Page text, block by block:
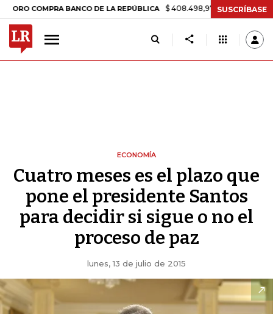
BANCO DE LA REPÚBLICA $ 408.498,97 +$ 8.753,81 +2,19%
SUSCRÍBASE
ECONOMÍA
Cuatro meses es el plazo que
pone el presidente Santos
para decidir si sigue o no el
proceso de paz
lunes, 13 de julio de 2015